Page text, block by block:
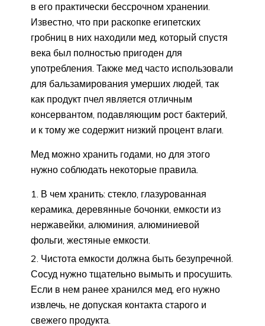
в его практически бессрочном хранении.
Известно, что при раскопке египетских
гробниц в них находили мед, который спустя
века был полностью пригоден для
употребления. Также мед часто использовали
для бальзамирования умерших людей, так
как продукт пчел является отличным
консервантом, подавляющим рост бактерий,
и к тому же содержит низкий процент влаги.
Мед можно хранить годами, но для этого
нужно соблюдать некоторые правила.
В чем хранить: стекло, глазурованная
керамика, деревянные бочонки, емкости из
нержавейки, алюминия, алюминиевой
фольги, жестяные емкости.
Чистота емкости должна быть безупречной.
Сосуд нужно тщательно вымыть и просушить.
Если в нем ранее хранился мед, его нужно
извлечь, не допуская контакта старого и
свежего продукта.